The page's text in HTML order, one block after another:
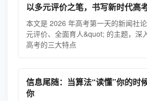
以多元评价之笔，书写新时代高
本文是 2026 年高考第一天的新闻社
元评价、全面育人&quot; 的主题，深
高考的三大特点
信息尾随：当算法“读懂”你的时
你